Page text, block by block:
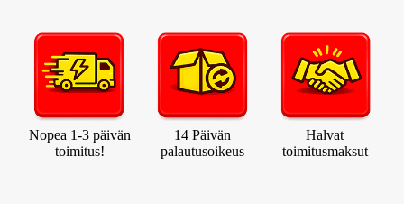
Nopea 1-3 päivän
toimitus!
14 Päivän
palautusoikeus
Halvat
toimitusmaksut